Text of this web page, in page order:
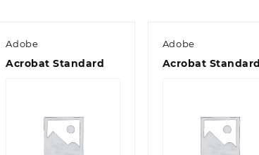
Adobe
Acrobat Standard
Adobe
Acrobat Standard